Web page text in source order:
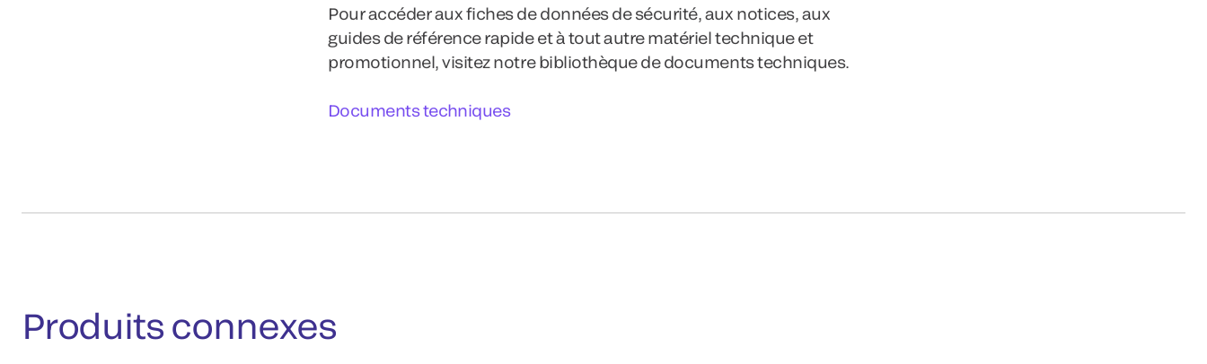
Pour accéder aux fiches de données de sécurité, aux notices, aux
guides de référence rapide et à tout autre matériel technique et
promotionnel, visitez notre bibliothèque de documents techniques.
Documents techniques
Produits connexes